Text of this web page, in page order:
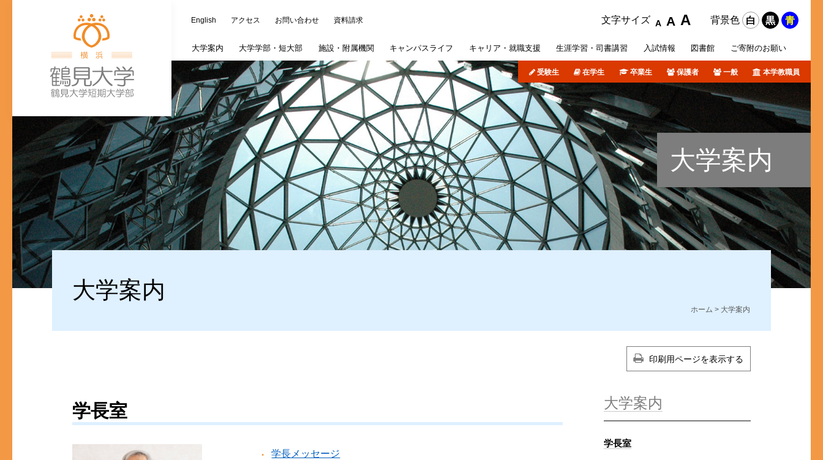
English アクセス お問い合わせ 資料請求 文字サイズ A A A 背景色 白 黒 青
大学案内 大学学部・短大部 施設・ 附属機関 キャンパス ライフ キャリア・ 就職支援 生涯学習・司書講習 入試情報 図書館 ご寄附のお願い
学長室 大学概要 情報公開 産学連携・研究シーズ ポリシー等 個人情報について
ご寄付のお願い 採用情報 同窓会 公式SNS
歯学部 文学部 大学院 短期大学部 短期大学部専攻科
大学施設 研究施設 病院・学校
教務情報 各種事務手続き 学納金 奨学金 学生生活サポート 障がい学生支援 課外活動
入学式・卒業式 紫雲祭 国際交流・国際貢献
キャリア支援課について 在学生の皆さんへ 採用ご担当者様へ 各種データ 卒業生の皆さんへ
個人情報の取り扱いについて
つるみ連携カレッジ 司書講習・司書補講習
オープンキャンパス・イベント 歯学部入試概要 文学部入試概要 短期大学部入試概要
歯学研究科入試概要 文学研究科入試概要 専攻科入試概要 TSURUMI CHANNEL
(新入生対象)奨学生制度 募集要項 インターネット出願 公式SNS
蔵書検索（OPAC) 機関リポジトリ 学認サービス 図書館オリジナルホームページ 図書館ブログ
ご寄附の種類 よくある質問
受験生 在学生 卒業生 保護者 一般 本学教職員
大学案内
大学案内
ホーム > 大学案内
印刷用ページを表示する
学長室
学長メッセージ
大学案内
学長室